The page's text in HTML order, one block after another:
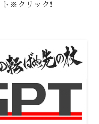
※クリック❗️